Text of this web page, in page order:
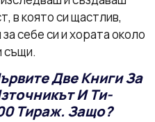
в която си щастлив,
себе си и хората около
същи.
Две Книги За
И Ти-
Тираж. Защо?